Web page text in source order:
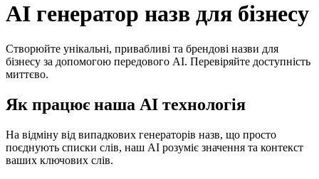
AI генератор назв для бізнесу
Створюйте унікальні, привабливі та брендові назви для
бізнесу за допомогою передового AI. Перевіряйте доступність
миттєво.
Як працює наша AI технологія
На відміну від випадкових генераторів назв, що просто
поєднують списки слів, наш AI розуміє значення та контекст
ваших ключових слів.